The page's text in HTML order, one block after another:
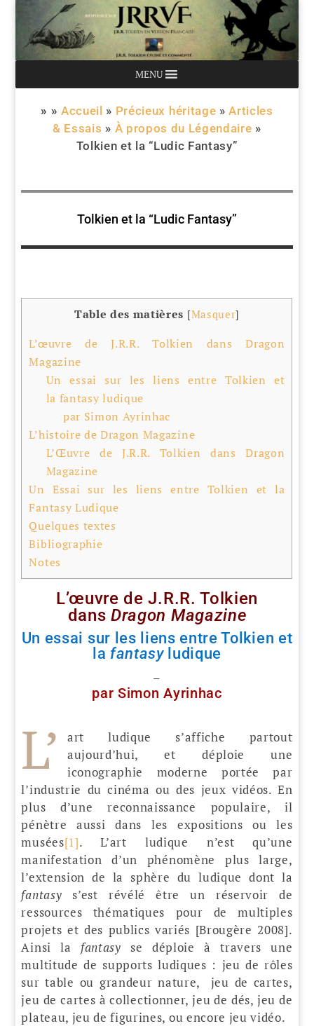
MENU
» » Accueil » Précieux héritage »Articles
& Essais » À propos du Légendaire »
Tolkien et la “Ludic Fantasy”
Tolkien et la “Ludic Fantasy”
Table des matières [Masquer]
L’œuvre de J.R.R. Tolkien dans Dragon
Magazine
Un essai sur les liens entre Tolkien et
la fantasy ludique
par Simon Ayrinhac
L’histoire de Dragon Magazine
L’Œuvre de J.R.R. Tolkien dans Dragon
Magazine
Un Essai sur les liens entre Tolkien et la
Fantasy Ludique
Quelques textes
Bibliographie
Notes
L’œuvre de J.R.R. Tolkien
dansDragon Magazine
Un essai sur les liens entre Tolkien et
la fantasyludique
–
par Simon Ayrinhac
L’
art ludique s’affiche partout
aujourd’hui, et déploie une
iconographie moderne portée par
l’industrie du cinéma ou des jeux vidéos. En
plus d’une reconnaissance populaire, il
pénètre aussi dans les expositions ou les
musées[1]. L’art ludique n’est qu’une
manifestation d’un phénomène plus large,
l’extension de la sphère du ludique dont la
fantasy s’est révélé être un réservoir de
ressources thématiques pour de multiples
projets et des publics variés [Brougère 2008].
Ainsi la fantasy se déploie à travers une
multitude de supports ludiques : jeu de rôles
sur table ou grandeur nature, jeu de cartes,
jeu de cartes à collectionner, jeu de dés, jeu de
plateau, jeu de figurines, ou encore jeu vidéo.